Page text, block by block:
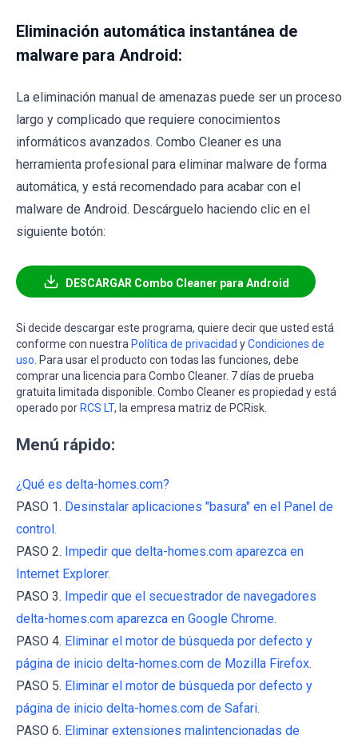
Eliminación automática instantánea de
malware para Android:
La eliminación manual de amenazas puede ser un proceso
largo y complicado que requiere conocimientos
informáticos avanzados. Combo Cleaner es una
herramienta profesional para eliminar malware de forma
automática, y está recomendado para acabar con el
malware de Android. Descárguelo haciendo clic en el
siguiente botón:
DESCARGAR Combo Cleaner para Android
Si decide descargar este programa, quiere decir que usted está
conforme con nuestra Política de privacidad yCondiciones de
uso . Para usar el producto con todas las funciones, debe
comprar una licencia para Combo Cleaner. 7 días de prueba
gratuita limitada disponible. Combo Cleaner es propiedad y está
operado porRCS LT, la empresa matriz de PCRisk.
Menú rápido:
¿Qué es delta-homes.com?
PASO 1. Desinstalar aplicaciones "basura" en el Panel de
control.
PASO 2. Impedir que delta-homes.com aparezca en
Internet Explorer.
PASO 3. Impedir que el secuestrador de navegadores
delta-homes.com aparezca en Google Chrome.
PASO 4. Eliminar el motor de búsqueda por defecto y
página de inicio delta-homes.com de Mozilla Firefox.
PASO 5. Eliminar el motor de búsqueda por defecto y
página de inicio delta-homes.com de Safari.
PASO 6. Eliminar extensiones malintencionadas de